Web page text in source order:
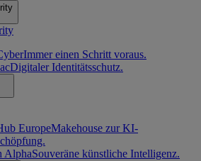
Immer einen Schritt voraus.
Digitaler Identitätsschutz.
EuropeMakehouse zur KI-
AlphaSouveräne künstliche Intelligenz.